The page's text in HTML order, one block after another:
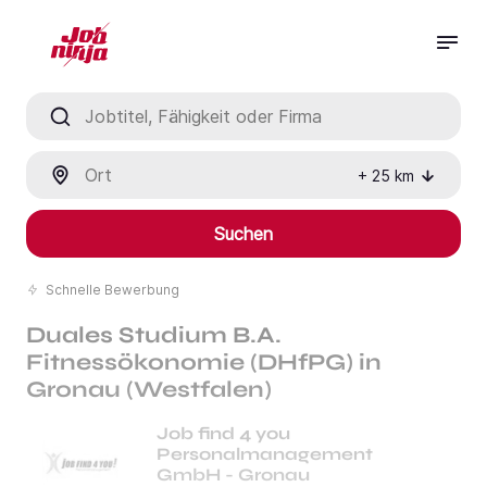
+ 25 km
Suchen
Schnelle Bewerbung
Duales Studium B.A.
Fitnessökonomie (DHfPG) in
Gronau (Westfalen)
Job find 4 you
Personalmanagement
GmbH - Gronau